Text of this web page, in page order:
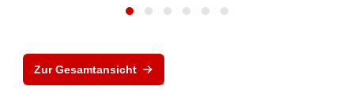
Zur Gesamtansicht